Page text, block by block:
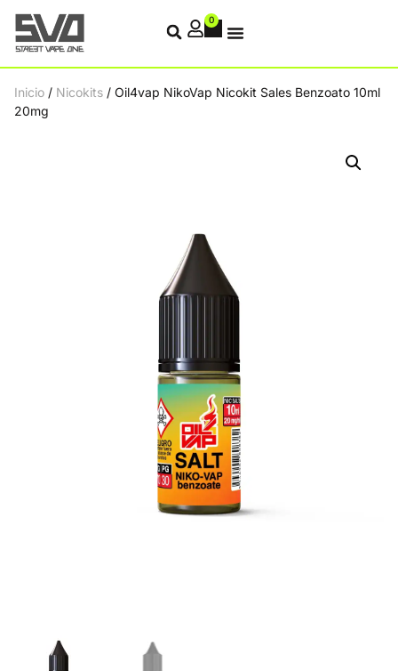
0
Inicio / Nicokits / Oil4vap NikoVap Nicokit Sales Benzoato 10ml
20mg